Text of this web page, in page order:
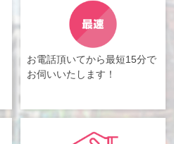
お電話頂いてから最短15分で
お伺いいたします！